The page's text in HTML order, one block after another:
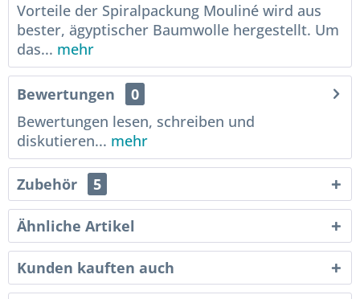
Vorteile der Spiralpackung Mouliné wird aus
bester, ägyptischer Baumwolle hergestellt. Um
das... mehr
Bewertungen
0
Bewertungen lesen, schreiben und
diskutieren... mehr
Zubehör 5
Ähnliche Artikel
Kunden kauften auch